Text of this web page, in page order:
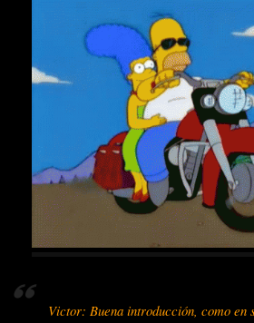
Victor: Buena introducción, como en